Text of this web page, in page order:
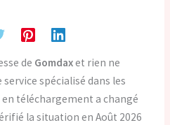
de Gomdaxet rien ne
service spécialisé dans les
téléchargement a changé
la situation en Août 2026